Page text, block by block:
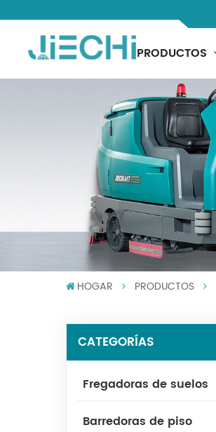
PRODUCTOS
HOGAR PRODUCTOS
CATEGORÍAS
Fregadoras de suelos
Barredoras de piso